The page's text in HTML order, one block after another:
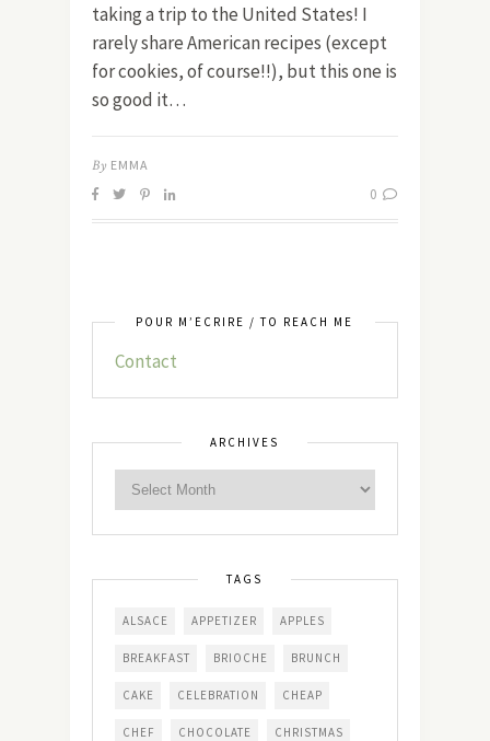
taking a trip to the United States! I
rarely share American recipes (except
for cookies, of course!!), but this one is
so good it…
By EMMA
0
POUR M’ÉCRIRE / TO REACH ME
Contact
ARCHIVES
TAGS
ALSACE APPETIZER APPLES
BREAKFAST BRIOCHE BRUNCH
CAKE CELEBRATION CHEAP
CHEF CHOCOLATE CHRISTMAS